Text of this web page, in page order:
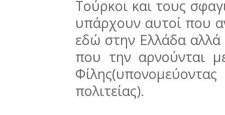
Τούρκοι και τους
υπάρχουν αυτοί που
εδώ στην Ελλάδα αλλά
που την αρνούνται
πολιτείας).